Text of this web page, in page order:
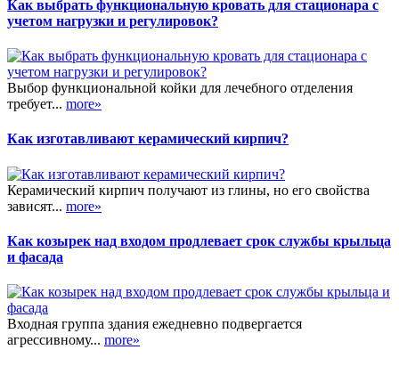
Как выбрать функциональную кровать для стационара с
учетом нагрузки и регулировок?
Выбор функциональной койки для лечебного отделения
требует... more»
Как изготавливают керамический кирпич?
Керамический кирпич получают из глины, но его свойства
зависят... more»
Как козырек над входом продлевает срок службы крыльца
и фасада
Входная группа здания ежедневно подвергается
агрессивному... more»